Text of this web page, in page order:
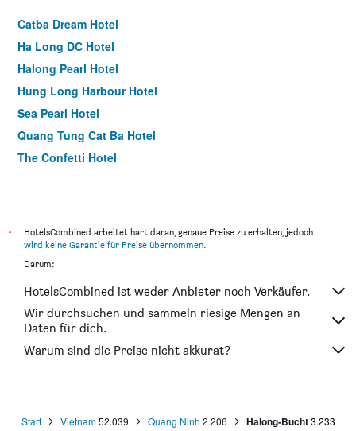
Catba Dream Hotel
Ha Long DC Hotel
Halong Pearl Hotel
Hung Long Harbour Hotel
Sea Pearl Hotel
Quang Tung Cat Ba Hotel
The Confetti Hotel
*
HotelsCombined arbeitet hart daran, genaue Preise zu erhalten, jedoch
wird keine Garantie für Preise übernommen.
Darum:
HotelsCombined ist weder Anbieter noch Verkäufer.
Wir durchsuchen und sammeln riesige Mengen an
Daten für dich.
Warum sind die Preise nicht akkurat?
Start Vietnam 52.039 Quang Ninh 2.206 Halong-Bucht 3.233